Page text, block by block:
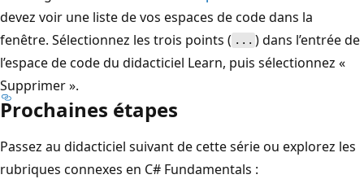
devez voir une liste de vos espaces de code dans la
fenêtre. Sélectionnez les trois points ( ... ) dans l’entrée de
l’espace de code du didacticiel Learn, puis sélectionnez «
Supprimer ».
Prochaines étapes
Passez au didacticiel suivant de cette série ou explorez les
rubriques connexes en C# Fundamentals :